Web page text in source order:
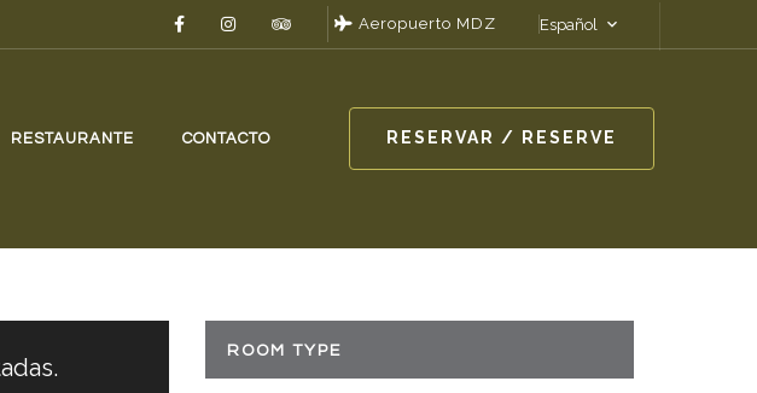
Aeropuerto MDZ Español
RESTAURANTE CONTACTO RESERVAR / RESERVE
ROOM TYPE